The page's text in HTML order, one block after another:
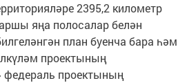
2395,2 километр
яңа полосалар белән
план буенча бара һәм
проектының
федераль проектының